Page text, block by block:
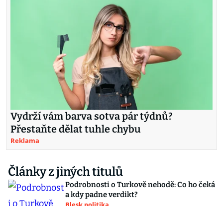
Vydrží vám barva sotva pár týdnů?
Přestaňte dělat tuhle chybu
Reklama
Články z jiných titulů
Podrobnosti o Turkově nehodě: Co ho čeká
a kdy padne verdikt?